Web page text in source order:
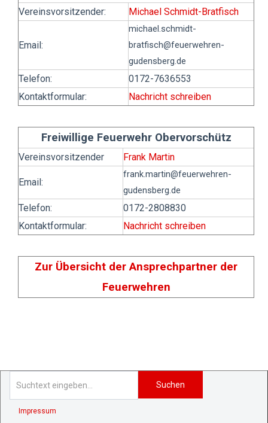
Vereinsvorsitzender: Michael Schmidt-Bratfisch
Email:
michael.schmidt-
bratfisch@feuerwehren-
gudensberg.de
Telefon:
0172-7636553
Kontaktformular:
Nachricht schreiben
Freiwillige Feuerwehr Obervorschütz
Vereinsvorsitzender Frank Martin
Email:
frank.martin@feuerwehren-
gudensberg.de
Telefon:
0172-2808830
Kontaktformular:
Nachricht schreiben
Zur Übersicht der Ansprechpartner der
Feuerwehren
Suchen
Impressum